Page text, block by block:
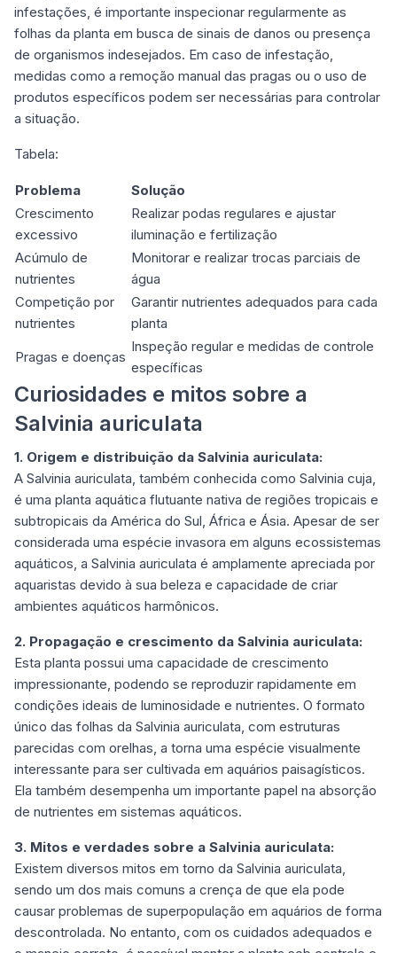
infestações, é importante inspecionar regularmente as
folhas da planta em busca de sinais de danos ou presença
de organismos indesejados. Em caso de infestação,
medidas como a remoção manual das pragas ou o uso de
produtos específicos podem ser necessárias para controlar
a situação.
Tabela:
Problema
Solução
Crescimento
excessivo
Realizar podas regulares e ajustar
iluminação e fertilização
Acúmulo de
nutrientes
Monitorar e realizar trocas parciais de
água
Competição por
nutrientes
Garantir nutrientes adequados para cada
planta
Pragas e doenças
Inspeção regular e medidas de controle
específicas
Curiosidades e mitos sobre a
Salvinia auriculata
1. Origem e distribuição da Salvinia auriculata:
A Salvinia auriculata, também conhecida como Salvinia cuja,
é uma planta aquática flutuante nativa de regiões tropicais e
subtropicais da América do Sul, África e Ásia. Apesar de ser
considerada uma espécie invasora em alguns ecossistemas
aquáticos, a Salvinia auriculata é amplamente apreciada por
aquaristas devido à sua beleza e capacidade de criar
ambientes aquáticos harmônicos.
2. Propagação e crescimento da Salvinia auriculata:
Esta planta possui uma capacidade de crescimento
impressionante, podendo se reproduzir rapidamente em
condições ideais de luminosidade e nutrientes. O formato
único das folhas da Salvinia auriculata, com estruturas
parecidas com orelhas, a torna uma espécie visualmente
interessante para ser cultivada em aquários paisagísticos.
Ela também desempenha um importante papel na absorção
de nutrientes em sistemas aquáticos.
3. Mitos e verdades sobre a Salvinia auriculata:
Existem diversos mitos em torno da Salvinia auriculata,
sendo um dos mais comuns a crença de que ela pode
causar problemas de superpopulação em aquários de forma
descontrolada. No entanto, com os cuidados adequados e